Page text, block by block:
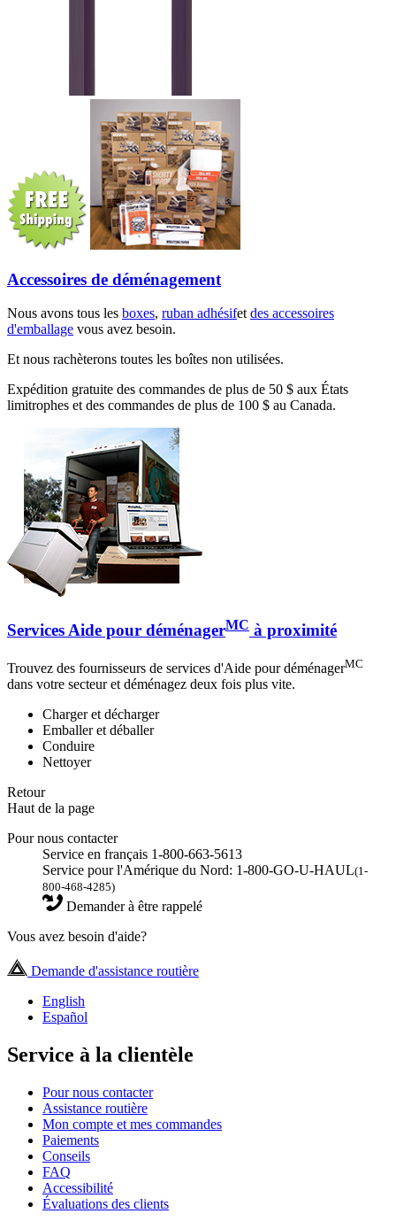
Accessoires de déménagement
Nous avons tous les boxes, ruban adhésifetdes accessoires
d'emballage vous avez besoin.
Et nous rachèterons toutes les boîtes non utilisées.
Expédition gratuite des commandes de plus de 50 $ aux États
limitrophes et des commandes de plus de 100 $ au Canada.
Services Aide pour déménagerMC à proximité
Trouvez des fournisseurs de services d'Aide pour déménagerMC
dans votre secteur et déménagez deux fois plus vite.
Charger et décharger
Emballer et déballer
Conduire
Nettoyer
Retour
Haut de la page
Pour nous contacter
Service en français 1-800-663-5613
Service pour l'Amérique du Nord: 1-800-GO-U-HAUL(1-
800-468-4285)
Demander à être rappelé
Vous avez besoin d'aide?
Demande d'assistance routière
English
Español
Service à la clientèle
Pour nous contacter
Assistance routière
Mon compte et mes commandes
Paiements
Conseils
FAQ
Accessibilité
Évaluations des clients